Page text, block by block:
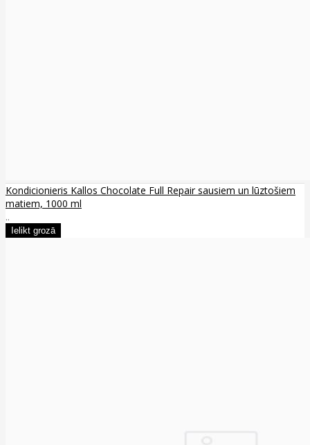
Kondicionieris Kallos Chocolate Full Repair sausiem un lūztošiem
matiem, 1000 ml
..